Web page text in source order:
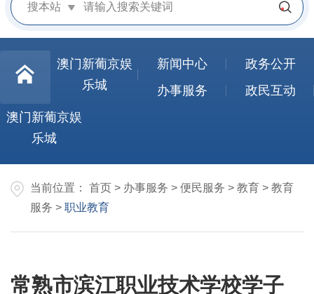
搜本站
澳门新葡京娱
乐城
新闻中心
政务公开
办事服务
政民互动
澳门新葡京娱
乐城
当前位置： 首页 > 办事服务 > 便民服务 > 教育 > 教育
服务 > 职业教育
常熟市滨江职业技术学校学子